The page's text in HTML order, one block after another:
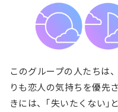
このグループの人たちは
りも恋人の気持ちを優先
きには、｢失いたくない｣